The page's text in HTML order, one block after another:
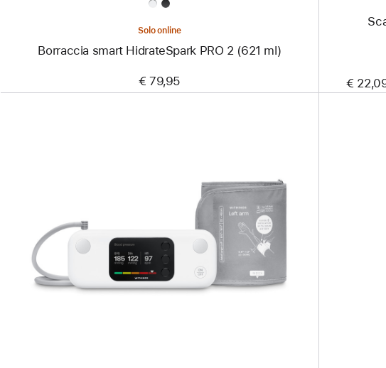
Solo online
Borraccia smart HidrateSpark PRO 2 (621 ml)
€ 79,95
€
Nota
Precedente
Immagine
-
Misuratore
di
pressione